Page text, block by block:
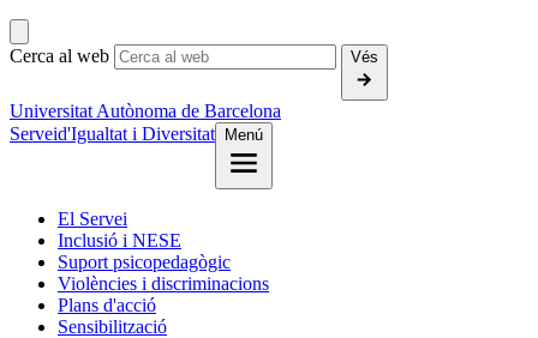
Cerca al web Vés
Universitat Autònoma de Barcelona
Serveid'Igualtat i Diversitat Menú
El Servei
Inclusió i NESE
Suport psicopedagògic
Violències i discriminacions
Plans d'acció
Sensibilització